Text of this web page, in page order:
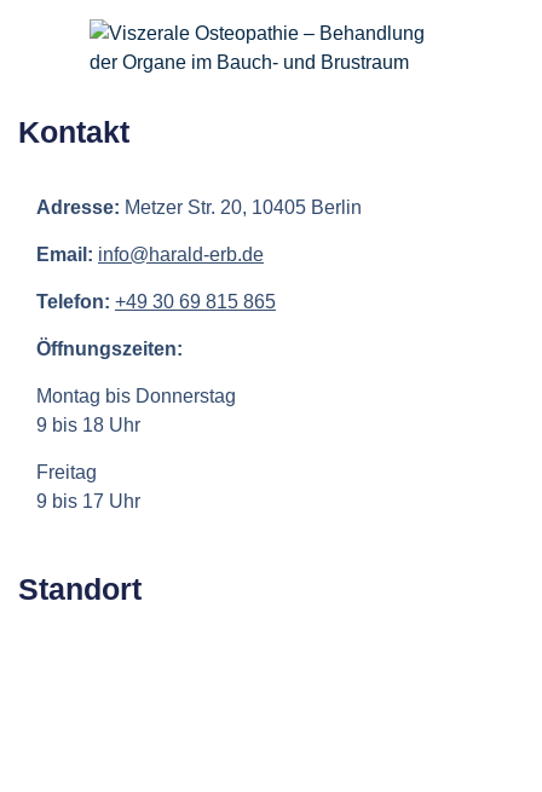
Kontakt
Adresse: Metzer Str. 20, 10405 Berlin
Email: info@harald-erb.de
Telefon: +49 30 69 815 865
Öffnungszeiten:
Montag bis Donnerstag
9 bis 18 Uhr
Freitag
9 bis 17 Uhr
Standort